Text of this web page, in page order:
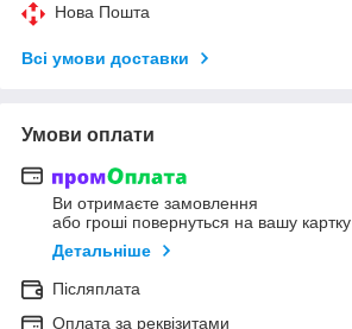
Нова Пошта
Всі умови доставки
Умови оплати
Ви отримаєте замовлення
або гроші повернуться на вашу картку
Детальніше
Післяплата
Оплата за реквізитами